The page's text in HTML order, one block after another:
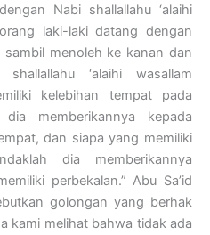
Nabi shallallahu ‘alaihi
laki-laki datang dengan
sambil menoleh ke kanan dan
‘alaihi wasallam
kelebihan tempat pada
dia memberikannya kepada
dan siapa yang memiliki
dia memberikannya
perbekalan.” Abu Sa’id
golongan yang berhak
kami melihat bahwa tidak ada